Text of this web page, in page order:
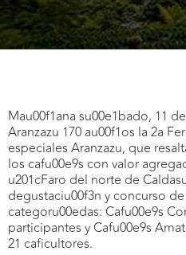
Mau00f1ana su00e1bado, 11
Aranzazu 170 au00f1os la 2a
especiales Aranzazu, que
los cafu00e9s con valor
u201cFaro del norte de
degustaciu00f3n y concurso
categoru00edas: Cafu00e9s
participantes y Cafu00e9s
21 caficultores.